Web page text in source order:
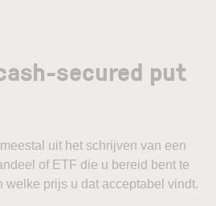
secured put
uit het schrijven van een
of ETF die u bereid bent te
welke prijs u dat acceptabel vindt.